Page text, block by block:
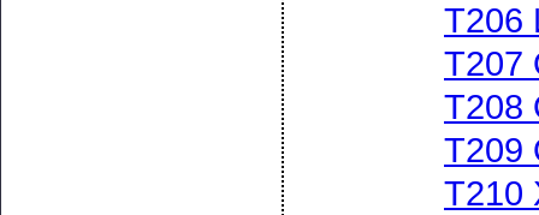
Т206
Т207
Т208
Т209
Т210